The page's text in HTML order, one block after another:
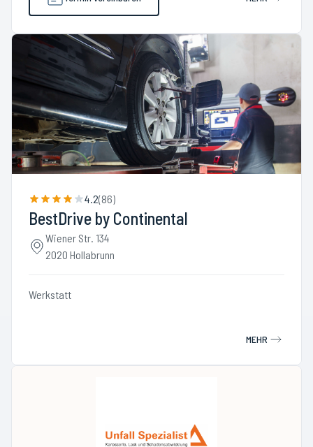
4.2(86)
BestDrive by Continental
Wiener Str. 134
2020 Hollabrunn
Werkstatt
MEHR